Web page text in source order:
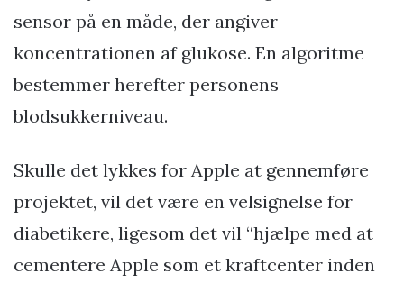
sensor på en måde, der angiver
koncentrationen af ​​glukose. En algoritme
bestemmer herefter personens
blodsukkerniveau.
Skulle det lykkes for Apple at gennemføre
projektet, vil det være en velsignelse for
diabetikere, ligesom det vil “hjælpe med at
cementere Apple som et kraftcenter inden